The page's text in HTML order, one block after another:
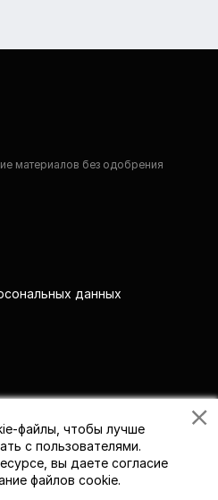
материалов без одобрения
данных
файлы, чтобы лучше
с пользователями.
вы даете согласие
файлов cookie.